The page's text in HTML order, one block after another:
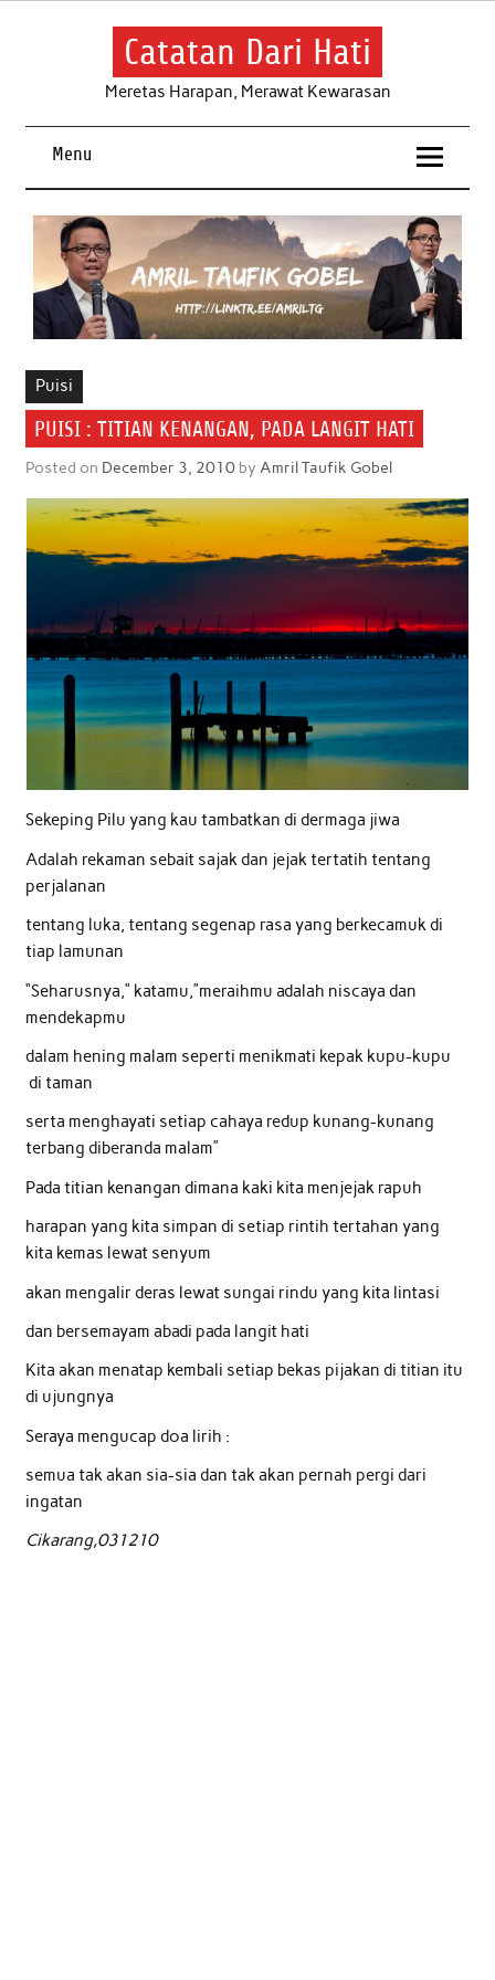
Skip
Catatan Dari Hati
Meretas Harapan, Merawat Kewarasan
Menu
Puisi
PUISI : TITIAN KENANGAN, PADA LANGIT HATI
Posted on December 3, 2010by Amril Taufik Gobel
Sekeping Pilu yang kau tambatkan di dermaga jiwa
Adalah rekaman sebait sajak dan jejak tertatih tentang
perjalanan
tentang luka, tentang segenap rasa yang berkecamuk di
tiap lamunan
“Seharusnya,” katamu,”meraihmu adalah niscaya dan
mendekapmu
dalam hening malam seperti menikmati kepak kupu-kupu
di taman
serta menghayati setiap cahaya redup kunang-kunang
terbang diberanda malam”
Pada titian kenangan dimana kaki kita menjejak rapuh
harapan yang kita simpan di setiap rintih tertahan yang
kita kemas lewat senyum
akan mengalir deras lewat sungai rindu yang kita lintasi
dan bersemayam abadi pada langit hati
Kita akan menatap kembali setiap bekas pijakan di titian itu
di ujungnya
Seraya mengucap doa lirih :
semua tak akan sia-sia dan tak akan pernah pergi dari
ingatan
Cikarang,031210